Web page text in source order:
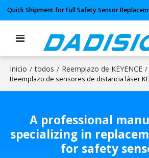
Quick Shipment for Full Safety Sensor
Inicio / todos / Reemplazo de KEYENCE /
Reemplazo de sensores de distancia láser
A professional
specializing in
for safety